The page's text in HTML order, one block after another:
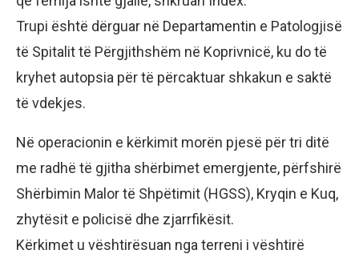
Trupi është dërguar në Departamentin e Patologjisë
të Spitalit të Përgjithshëm në Koprivnicë, ku do të
kryhet autopsia për të përcaktuar shkakun e saktë
të vdekjes.
Në operacionin e kërkimit morën pjesë për tri ditë
me radhë të gjitha shërbimet emergjente, përfshirë
Shërbimin Malor të Shpëtimit (HGSS), Kryqin e Kuq,
zhytësit e policisë dhe zjarrfikësit.
Kërkimet u vështirësuan nga terreni i vështirë